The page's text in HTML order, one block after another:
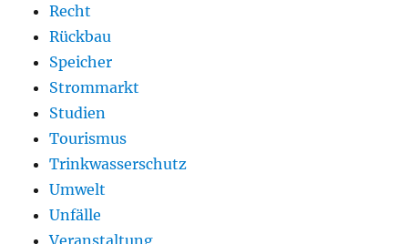
Recht
Rückbau
Speicher
Strommarkt
Studien
Tourismus
Trinkwasserschutz
Umwelt
Unfälle
Veranstaltung